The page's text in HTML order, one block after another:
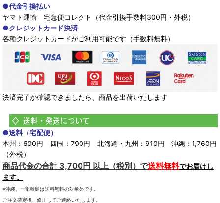
●代金引換払い
ヤマト運輸 宅急便コレクト（代金引換手数料300円・外税）
●クレジットカード決済
各種クレジットカードがご利用可能です（手数料無料）
決済完了が確認できましたら、商品を出荷いたします
●送料（宅配便）
本州：600円 四国：790円 北海道・九州：910円 沖縄：1,760円
（外税）
商品代金の合計 3,700円 以上（税別）で送料無料でお届けし
ます。
※沖縄、一部離島は送料無料の対象外です。
ご注文確定後、修正してご連絡いたします。